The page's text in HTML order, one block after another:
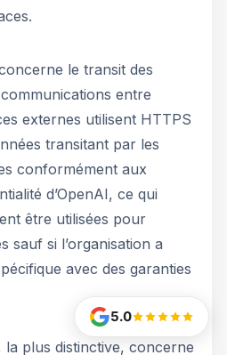
le transit des
entre
externes utilisent HTTPS
transitant par les
conformément aux
d’OpenAI, ce qui
être utilisées pour
sauf si l’organisation a
avec des garanties
la plus distinctive, concerne
5.0